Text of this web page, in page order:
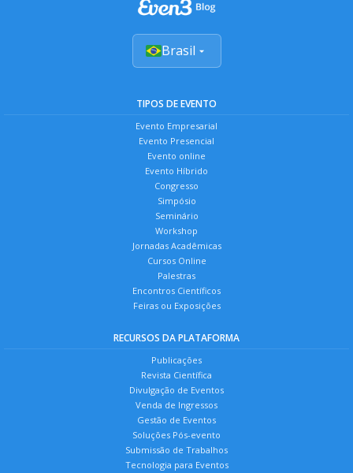
Brasil
TIPOS DE EVENTO
Evento Empresarial
Evento Presencial
Evento online
Evento Híbrido
Congresso
Simpósio
Seminário
Workshop
Jornadas Acadêmicas
Cursos Online
Palestras
Encontros Científicos
Feiras ou Exposições
RECURSOS DA PLATAFORMA
Publicações
Revista Científica
Divulgação de Eventos
Venda de Ingressos
Gestão de Eventos
Soluções Pós-evento
Submissão de Trabalhos
Tecnologia para Eventos